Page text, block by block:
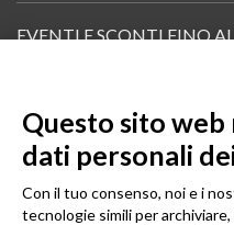
EVENTI E SCONTI FINO
Scopri in anteprima i nuovi prodotti, le
Iscrivi alla Newsletter
SEGUICI
Questo sito web
dati personali
Con il tuo consenso, noi e i
tecnologie simili per